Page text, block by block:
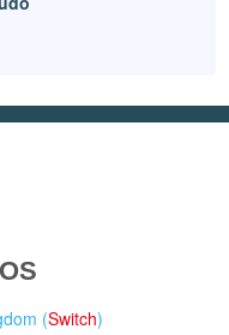
(Switch)